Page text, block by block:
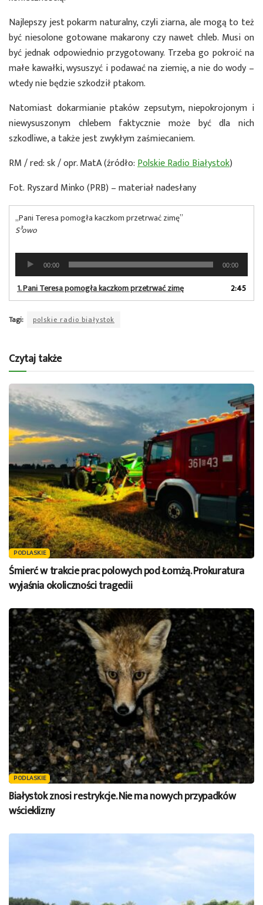
Najlepszy jest pokarm naturalny, czyli ziarna, ale mogą to też
być niesolone gotowane makarony czy nawet chleb. Musi on
być jednak odpowiednio przygotowany. Trzeba go pokroić na
małe kawałki, wysuszyć i podawać na ziemię, a nie do wody –
wtedy nie będzie szkodził ptakom.
Natomiast dokarmianie ptaków zepsutym, niepokrojonym i
niewysuszonym chlebem faktycznie może być dla nich
szkodliwe, a także jest zwykłym zaśmiecaniem.
RM / red: sk / opr. MatA (źródło:Polskie Radio Białystok)
Fot. Ryszard Minko (PRB) – materiał nadesłany
„Pani Teresa pomogła kaczkom przetrwać zimę”
S³owo
Odtwarzacz
plików
dźwiękowych
00:00 00:00
1.Pani Teresa pomogła kaczkom przetrwać zimę 2:45
Tagi: polskie radio białystok
Czytaj także
PODLASKIE
Śmierć w trakcie prac polowych pod Łomżą. Prokuratura
wyjaśnia okoliczności tragedii
PODLASKIE
Białystok znosi restrykcje. Nie ma nowych przypadków
wścieklizny